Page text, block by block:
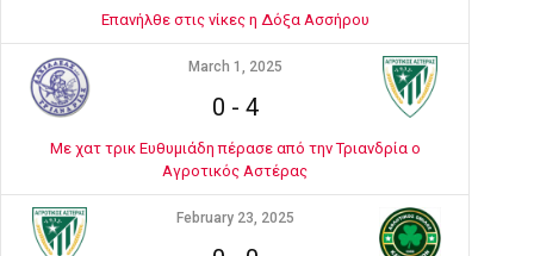
Επανήλθε στις νίκες η Δόξα Ασσήρου
March 1, 2025
0 - 4
Με χατ τρικ Ευθυμιάδη πέρασε από την Τριανδρία ο
Αγροτικός Αστέρας
February 23, 2025